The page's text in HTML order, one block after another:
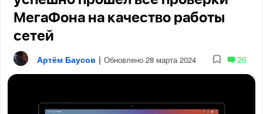
МегаФона на качество работы
сетей
Артём Баусов | Обновлено 28 марта 2024 26